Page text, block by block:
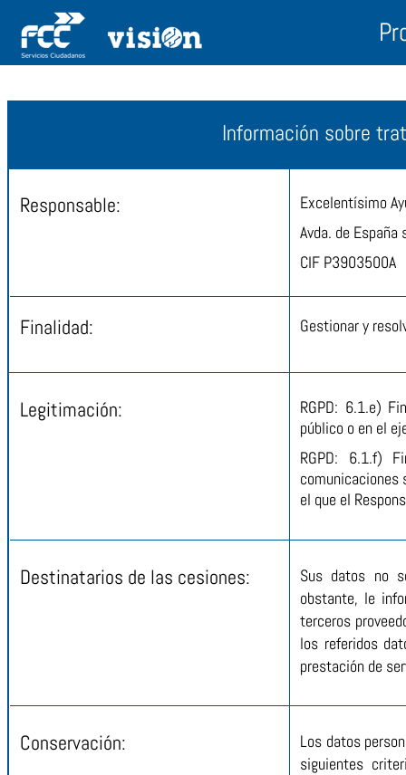
Información sobre
Responsable:
Excelentísimo
Avda. de
CIF P3903500A
Finalidad: Gestionar y
Legitimación:
RGPD: 6.1.e)
público o en el
RGPD: 6.1.f)
el que el
Destinatarios de las cesiones:
Sus datos no
obstante, le
terceros
los referidos
prestación de
Conservación:
Los datos
siguientes